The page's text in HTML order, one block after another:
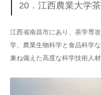
20．江西農業大学
江西省南昌市にあり、茶学専
学、農業生物科学と食品科学
兼ね備えた高度な科学技術人